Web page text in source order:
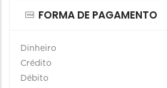
FORMA DE PAGAMENTO
Dinheiro
Crédito
Débito